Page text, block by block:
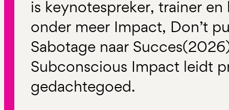
is keynotespreker, trainer
onder meer Impact, Don’t
Sabotage naar
Subconscious Impact leidt
gedachtegoed.